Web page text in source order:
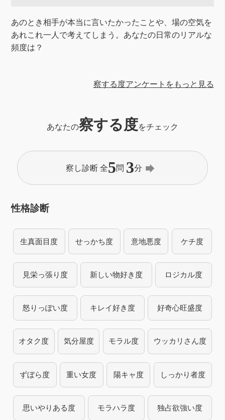
あのとき相手が本当に言いたかったことや、場の空気を
あれこれ一人で考えてしまう。あなたの日常のリアルな
頻度は？
察する度アンケートをもっと見る
あなたの察する度をチェック
察し診断 全5問 3分 forward
性格診断
生真面目度 せっかち度 意地悪度 ケチ度
見栄っ張り度 新しい物好き度 ロジカル度
怒りっぽい度 キレイ好き度 好奇心旺盛度
オタク度 気分屋度 モラル度 ウッカリさん度
ずぼら度 重い女度 陽キャ度 しっかり者度
思いやりある度 モラハラ度 独占欲強い度